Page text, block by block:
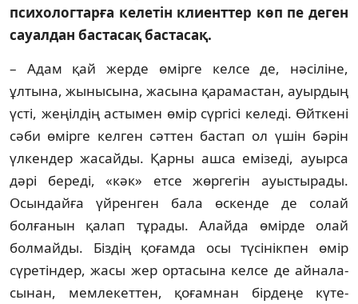
психологтарға келетін клиенттер көп пе деген
сауалдан бастасақ бастасақ.
– Адам қай жерде өмірге келсе де, нә­сі­ліне,
ұлтына, жынысына, жасына қарамастан, ауырдың
үсті, жеңілдің астымен өмір сүргісі келеді. Өйткені
сәби өмірге келген сәттен бастап ол үшін бәрін
үлкендер жасайды. Қар­ны ашса емізеді, ауырса
дәрі береді, «кәк» ет­се жөргегін ауыстырады.
Осындайға үй­рен­ген бала өскенде де солай
болғанын қа­лап тұрады. Алайда өмірде олай
болмайды. Біз­дің қоғамда осы түсінікпен өмір
сүре­тін­дер, жасы жер ортасына келсе де айна­ла­
сынан, мемлекеттен, қоғамнан бірдеңе кү­те­